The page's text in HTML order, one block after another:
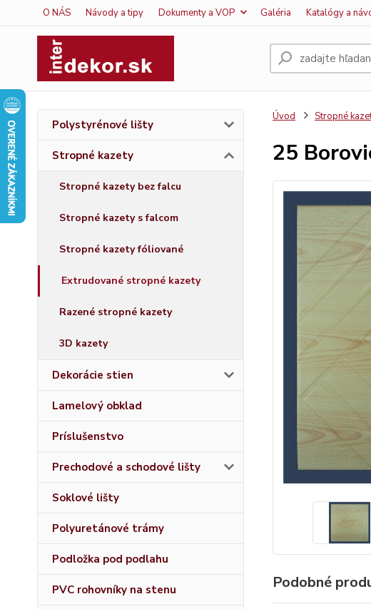
O NÁS Návody a tipy Dokumenty a VOP Galéria Katalógy a
Polystyrénové lišty
Stropné kazety
Stropné kazety bez falcu
Stropné kazety s falcom
Stropné kazety fóliované
Extrudované stropné kazety
Razené stropné kazety
3D kazety
Dekorácie stien
Lamelový obklad
Príslušenstvo
Prechodové a schodové lišty
Soklové lišty
Polyuretánové trámy
Podložka pod podlahu
PVC rohovníky na stenu
Úvod Stropné
25
Podobné